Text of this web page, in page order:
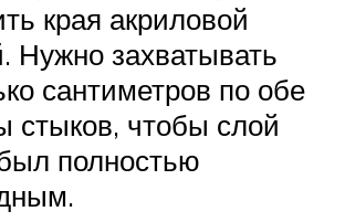
края акриловой
Нужно захватывать
сантиметров по обе
стыков, чтобы слой
полностью